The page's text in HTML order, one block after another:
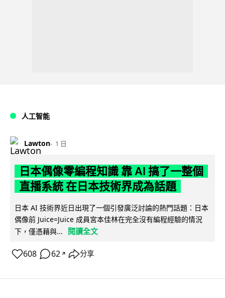
人工智能
Lawton 1 日
日本偶像零編程知識 靠 AI 搞了一整個
直播系統 在日本技術界成為話題
日本 AI 技術界近日出現了一個引發廣泛討論的熱門話題：日本
偶像前 Juice=Juice 成員宮本佳林在完全沒有編程經驗的情況
下，僅憑藉與...
閱讀全文
608 62 ↗ 分享